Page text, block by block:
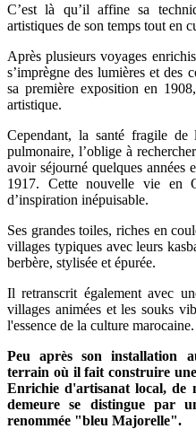
C’est là qu’il affine sa
artistiques de son temps tout en
Après plusieurs voyages
s’imprègne des lumières et des
sa première exposition en
artistique.
Cependant, la santé fragile de
pulmonaire, l’oblige à
avoir séjourné quelques années
1917. Cette nouvelle vie en
d’inspiration inépuisable.
Ses grandes toiles, riches en
villages typiques avec leurs
berbère, stylisée et épurée.
Il retranscrit également avec
villages animées et les souks
l'essence de la culture marocaine.
Peu après son installation
terrain où il fait construire
Enrichie d'artisanat local, de
demeure se distingue par
renommée "bleu Majorelle".